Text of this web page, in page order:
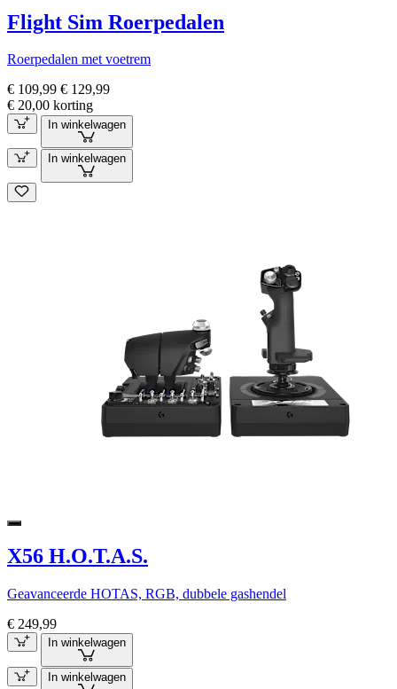
Flight Sim Roerpedalen
Roerpedalen met voetrem
€ 109,99 € 129,99
€ 20,00 korting
In winkelwagen
In winkelwagen
X56 H.O.T.A.S.
Geavanceerde HOTAS, RGB, dubbele gashendel
€ 249,99
In winkelwagen
In winkelwagen